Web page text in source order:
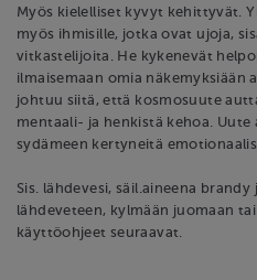
Myös kielelliset ky­vyt kehittyvät.
myös ihmisille, jotka ovat ujoja,
vitkastelijoita. He kykenevät
ilmaisemaan omia näkemyksiään
johtuu siitä, että kosmosuute
mentaa­li­- ja henkistä kehoa.
sydämeen kertyneitä
Sis. lähdevesi, säil.aineena
lähdeveteen, kylmään juomaan
käyttöohjeet seuraavat.